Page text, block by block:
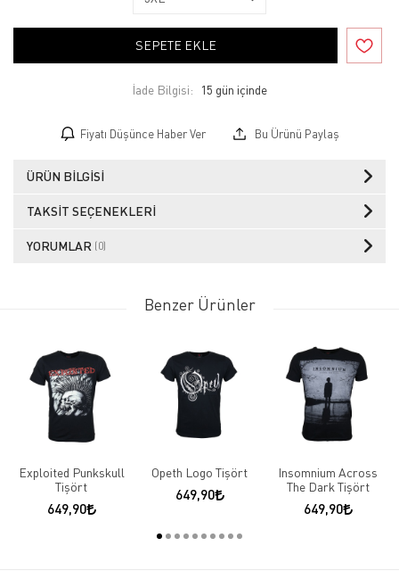
SEPETE EKLE
İade Bilgisi:
Fiyatı Düşünce Haber Ver Bu Ürünü Paylaş
ÜRÜN BILGISI
TAKSIT SEÇENEKLERI
YORUMLAR (0)
Benzer Ürünler
Exploited Punkskull
Tişört
649,90
Opeth Logo Tişört
649,90
Insomnium Across
The Dark Tişört
649,90